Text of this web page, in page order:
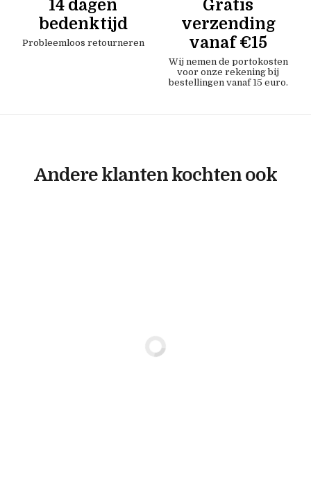
14 dagen
bedenktijd
Probleemloos retourneren
Gratis
verzending
vanaf €15
Wij nemen de portokosten
voor onze rekening bij
bestellingen vanaf 15 euro.
Andere klanten kochten ook